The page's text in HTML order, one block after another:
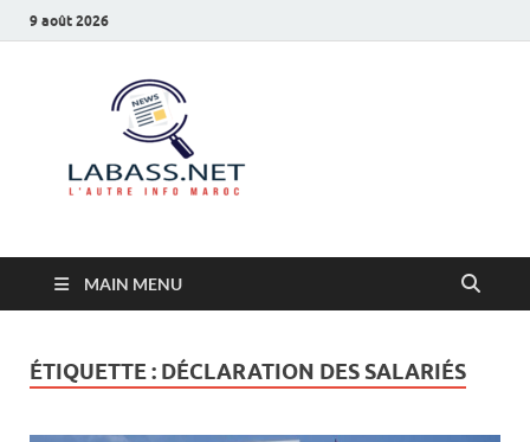
9 août 2026
MAIN MENU
ÉTIQUETTE : DÉCLARATION DES SALARIÉS